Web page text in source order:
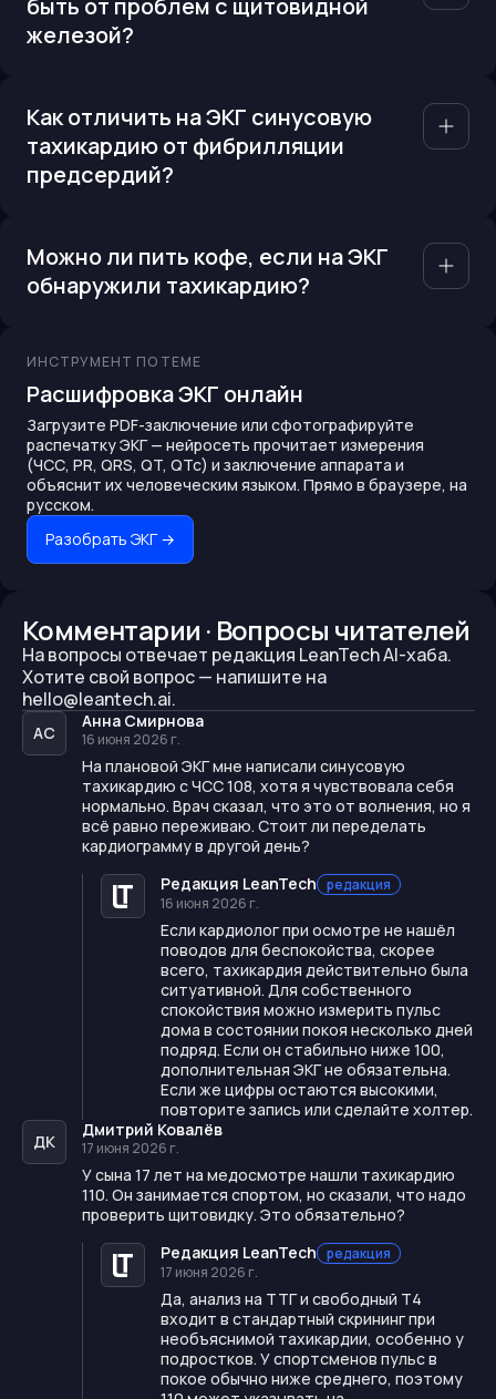
быть от проблем с щитовидной
железой?
Как отличить на ЭКГ синусовую
тахикардию от фибрилляции
предсердий?
Можно ли пить кофе, если на ЭКГ
обнаружили тахикардию?
ИНСТРУМЕНТ ПО ТЕМЕ
Расшифровка ЭКГ онлайн
Загрузите PDF-заключение или сфотографируйте
распечатку ЭКГ — нейросеть прочитает измерения
(ЧСС, PR, QRS, QT, QTc) и заключение аппарата и
объяснит их человеческим языком. Прямо в браузере, на
русском.
Разобрать ЭКГ→
Комментарии · Вопросы читателей
На вопросы отвечает редакция LeanTech AI-хаба.
Хотите свой вопрос — напишите на
hello@leantech.ai.
АС
Анна Смирнова
16 июня 2026 г.
На плановой ЭКГ мне написали синусовую
тахикардию с ЧСС 108, хотя я чувствовала себя
нормально. Врач сказал, что это от волнения, но я
всё равно переживаю. Стоит ли переделать
кардиограмму в другой день?
Редакция LeanTech редакция
16 июня 2026 г.
Если кардиолог при осмотре не нашёл
поводов для беспокойства, скорее
всего, тахикардия действительно была
ситуативной. Для собственного
спокойствия можно измерить пульс
дома в состоянии покоя несколько дней
подряд. Если он стабильно ниже 100,
дополнительная ЭКГ не обязательна.
Если же цифры остаются высокими,
повторите запись или сделайте холтер.
ДК
Дмитрий Ковалёв
17 июня 2026 г.
У сына 17 лет на медосмотре нашли тахикардию
110. Он занимается спортом, но сказали, что надо
проверить щитовидку. Это обязательно?
Редакция LeanTech редакция
17 июня 2026 г.
Да, анализ на ТТГ и свободный Т4
входит в стандартный скрининг при
необъяснимой тахикардии, особенно у
подростков. У спортсменов пульс в
покое обычно ниже среднего, поэтому